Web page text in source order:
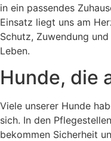
in ein passendes
Einsatz liegt uns am
Schutz, Zuwendung
Leben.
Hunde, die
Viele unserer Hunde
sich. In den
bekommen Sicherheit